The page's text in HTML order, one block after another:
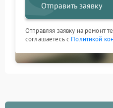
Отправить заявку
Отправляя заявку на ремонт
соглашаетесь с Политикой